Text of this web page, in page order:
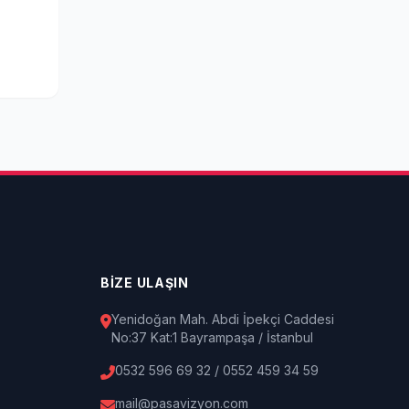
BİZE ULAŞIN
Yenidoğan Mah. Abdi İpekçi Caddesi
No:37 Kat:1 Bayrampaşa / İstanbul
0532 596 69 32 / 0552 459 34 59
mail@pasavizyon.com